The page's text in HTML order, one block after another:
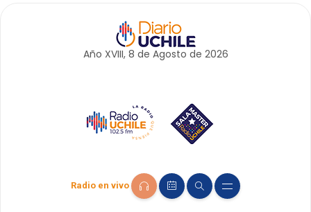
Año XVIII, 8 de Agosto de 2026
Radio en vivo